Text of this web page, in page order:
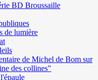
BD Broussaille
de lumière
de Michel de Bom sur
des collines"